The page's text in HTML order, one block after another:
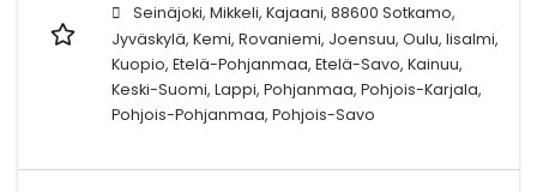
Seinäjoki, Mikkeli, Kajaani, 88600 Sotkamo,
Jyväskylä, Kemi, Rovaniemi, Joensuu, Oulu, Iisalmi,
Kuopio, Etelä-Pohjanmaa, Etelä-Savo, Kainuu,
Keski-Suomi, Lappi, Pohjanmaa, Pohjois-Karjala,
Pohjois-Pohjanmaa, Pohjois-Savo